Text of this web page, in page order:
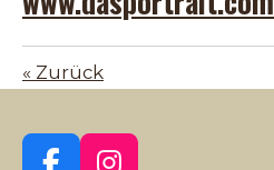
« Zurück